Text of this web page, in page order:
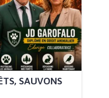
SAUVONS